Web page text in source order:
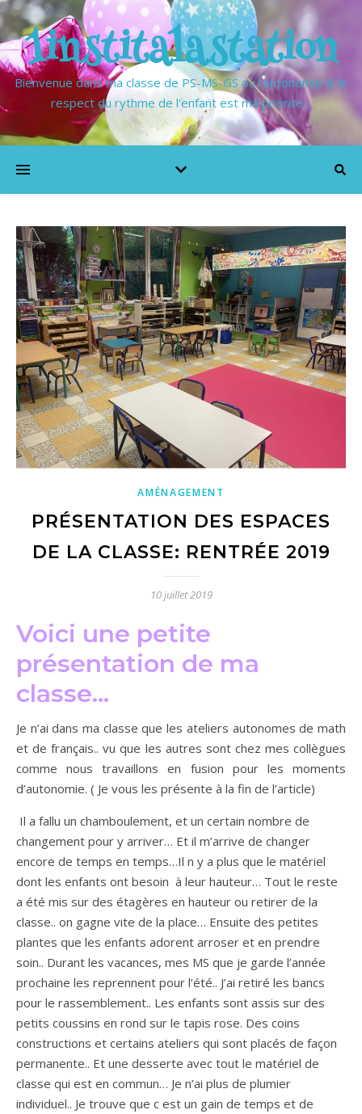
1institalastation
Bienvenue dans ma classe de PS-MS-GS où l'autonomie & le
respect du rythme de l'enfant est ma priorité…
AMÉNAGEMENT
PRÉSENTATION DES ESPACES
DE LA CLASSE: RENTRÉE 2019
10 juillet 2019
Voici une petite
présentation de ma
classe…
Je n’ai dans ma classe que les ateliers autonomes de math
et de français.. vu que les autres sont chez mes collègues
comme nous travaillons en fusion pour les moments
d’autonomie. ( Je vous les présente à la fin de l’article)
Il a fallu un chamboulement, et un certain nombre de
changement pour y arriver… Et il m’arrive de changer
encore de temps en temps…Il n y a plus que le matériel
dont les enfants ont besoin à leur hauteur… Tout le reste
a été mis sur des étagères en hauteur ou retirer de la
classe.. on gagne vite de la place… Ensuite des petites
plantes que les enfants adorent arroser et en prendre
soin.. Durant les vacances, mes MS que je garde l’année
prochaine les reprennent pour l’été.. J’ai retiré les bancs
pour le rassemblement.. Les enfants sont assis sur des
petits coussins en rond sur le tapis rose. Des coins
constructions et certains ateliers qui sont placés de façon
permanente.. Et une desserte avec tout le matériel de
classe qui est en commun… Je n’ai plus de plumier
individuel.. Je trouve que c est un gain de temps et de